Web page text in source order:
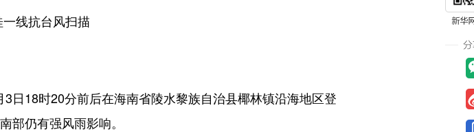
线抗台风扫描
18时20分前后在海南省陵水黎族自治县椰林镇沿海地区登
部仍有强风雨影响。